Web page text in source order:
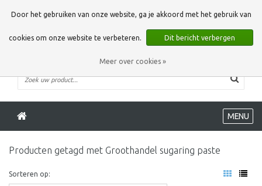
0 Artikelen
MENU
Producten getagd met Groothandel sugaring paste
Sorteren op:
Door het gebruiken van onze website, ga je akkoord met het gebruik van
cookies om onze website te verbeteren. Dit bericht verbergen
Meer over cookies »